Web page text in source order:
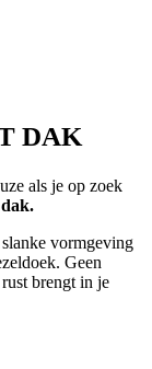
DAK
als je op zoek
vormgeving
Geen
brengt in je